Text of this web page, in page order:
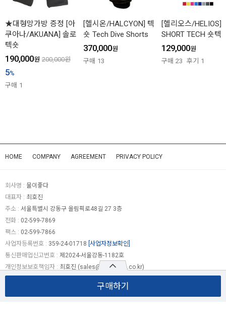
구매하기
★대형망가방 증정 [아
쿠아나/AKUANA] 솔로
텍숏
190,000원 200,000원
5%
구매 1
[헬시온/HALCYON] 텍
숏 Tech Dive Shorts
370,000원
구매 13
[헬리오스/HELIOS]
SHORT TECH 숏텍
129,000원
구매 23 후기 1
HOME COMPANY AGREEMENT PRIVACY POLICY
회사명 : 물이좋다
대표자 : 최호진
주소 : 서울특별시 강동구 올림픽로48길 27 3층
전화 : 02-599-7869
팩스 : 02-599-7866
사업자등록번호 : 359-24-01718 [사업자정보확인]
통신판매업신고번호 : 제2024-서울강동-1182호
개인정보보호책임자 : 최호진 (sales@camwise.co.kr)
ALL RIGHTS RESERVED.